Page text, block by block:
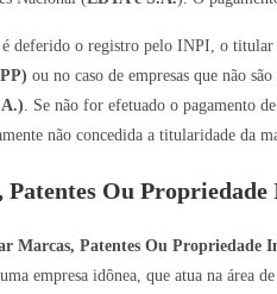
deferido o registro pelo INPI, o titular
ou no caso de empresas que não
. Se não for efetuado o pagamento
não concedida a titularidade da
Patentes Ou
Marcas, Patentes Ou Propriedade
empresa idônea, que atua na área